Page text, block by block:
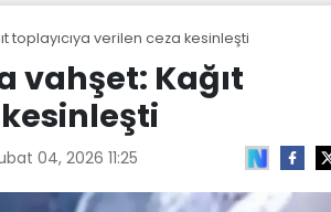
toplayıcıya verilen ceza kesinleşti
vahşet: Kağıt
04, 2026 11:25